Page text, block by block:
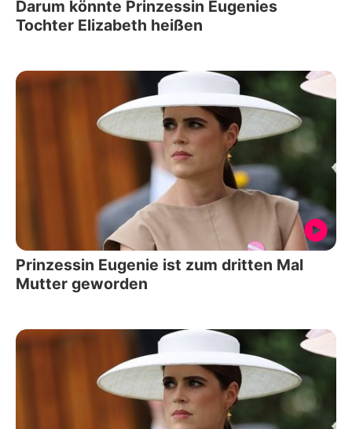
Darum könnte Prinzessin Eugenies
Tochter Elizabeth heißen
Prinzessin Eugenie ist zum dritten Mal
Mutter geworden